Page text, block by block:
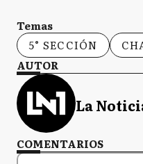
Temas
5° SECCIÓN
AUTOR
La
COMENTARIOS